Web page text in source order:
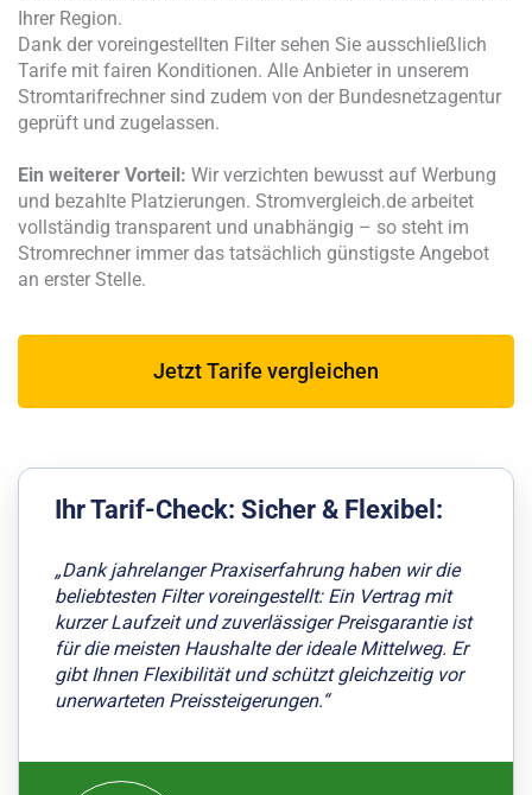
Ihrer Region.
Dank der voreingestellten Filter sehen Sie ausschließlich
Tarife mit fairen Konditionen. Alle Anbieter in unserem
Stromtarifrechner sind zudem von der Bundesnetzagentur
geprüft und zugelassen.
Ein weiterer Vorteil: Wir verzichten bewusst auf Werbung
und bezahlte Platzierungen. Stromvergleich.de arbeitet
vollständig transparent und unabhängig – so steht im
Stromrechner immer das tatsächlich günstigste Angebot
an erster Stelle.
Jetzt Tarife vergleichen
Ihr Tarif-Check: Sicher & Flexibel:
„Dank jahrelanger Praxiserfahrung haben wir die
beliebtesten Filter voreingestellt: Ein Vertrag mit
kurzer Laufzeit und zuverlässiger Preisgarantie ist
für die meisten Haushalte der ideale Mittelweg. Er
gibt Ihnen Flexibilität und schützt gleichzeitig vor
unerwarteten Preissteigerungen.“